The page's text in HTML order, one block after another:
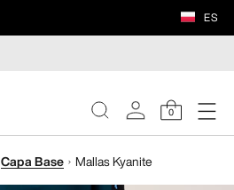
ES
0
Capa Base Mallas Kyanite